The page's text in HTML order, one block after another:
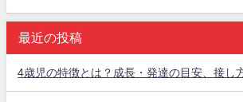
最近の投稿
4歳児の特徴とは？成長・発達の目安、接し